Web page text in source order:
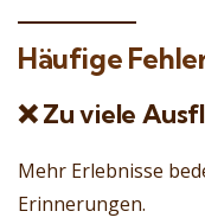
Häufige
❌ Zu viele
Mehr Erlebnisse
Erinnerungen.